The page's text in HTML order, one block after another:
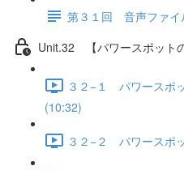
第３１回 音声ファイ
Unit.32 【パワースポット
３２−１ パワースポ
(10:32)
３２−２ パワースポ